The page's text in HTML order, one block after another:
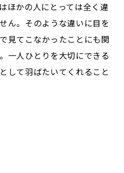
ほかの人にとっては全く違
ん。そのような違いに目を
見てこなかったことにも関
一人ひとりを大切にできる
して羽ばたいてくれること